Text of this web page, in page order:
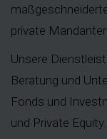
private
Unsere
Beratung und
Fonds und
und Private